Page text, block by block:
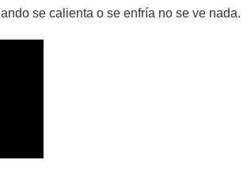
se calienta o se enfría no se ve nada.